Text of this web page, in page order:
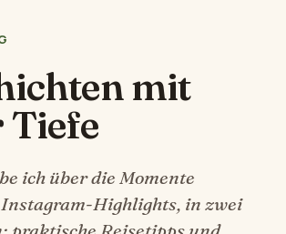
mit
ich über die Momente
Highlights, in zwei
praktische Reisetipps und